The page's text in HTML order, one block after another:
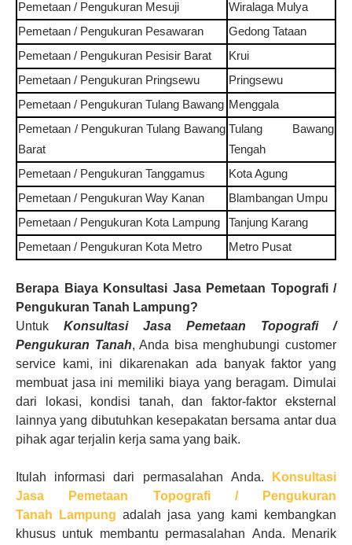
Pemetaan / Pengukuran Mesuji
Wiralaga Mulya
Pemetaan / Pengukuran Pesawaran
Gedong Tataan
Pemetaan / Pengukuran Pesisir Barat
Krui
Pemetaan / Pengukuran Pringsewu
Pringsewu
Pemetaan / PengukuranTulang Bawang Menggala
Pemetaan / PengukuranTulang Bawang
Barat
Tulang Bawang
Tengah
Pemetaan / PengukuranTanggamus
Kota Agung
Pemetaan / PengukuranWay Kanan
Blambangan Umpu
Pemetaan / Pengukuran Kota Lampung
Tanjung Karang
Pemetaan / Pengukuran Kota Metro Metro Pusat
Berapa Biaya Konsultasi Jasa Pemetaan Topografi /
Pengukuran Tanah Lampung?
Untuk Konsultasi Jasa Pemetaan Topografi /
Pengukuran Tanah, Anda bisa menghubungi customer
service kami, ini dikarenakan ada banyak faktor yang
membuat jasa ini memiliki biaya yang beragam. Dimulai
dari lokasi, kondisi tanah, dan faktor-faktor eksternal
lainnya yang dibutuhkan kesepakatan bersama antar dua
pihak agar terjalin kerja sama yang baik.
Itulah informasi dari permasalahan Anda.
Konsultasi
Jasa Pemetaan Topografi / Pengukuran
Tanah Lampung adalah jasa yang kami kembangkan
khusus untuk membantu permasalahan Anda.
Menarik